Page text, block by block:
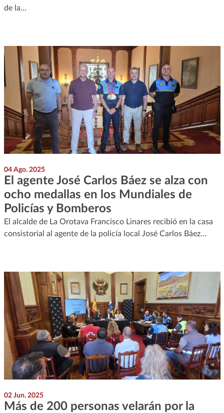
de la…
04 Ago. 2025
El agente José Carlos Báez se alza con
ocho medallas en los Mundiales de
Policías y Bomberos
El alcalde de La Orotava Francisco Linares recibió en la casa
consistorial al agente de la policía local José Carlos Báez…
02 Jun. 2025
Más de 200 personas velarán por la